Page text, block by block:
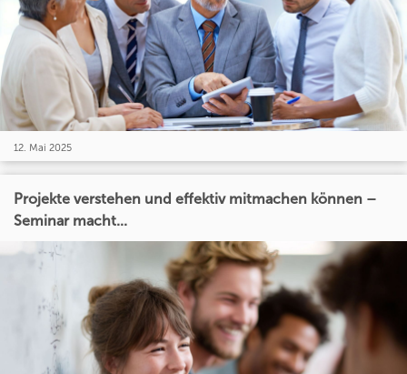
12. Mai 2025
Projekte verstehen und effektiv mitmachen können –
Seminar macht...